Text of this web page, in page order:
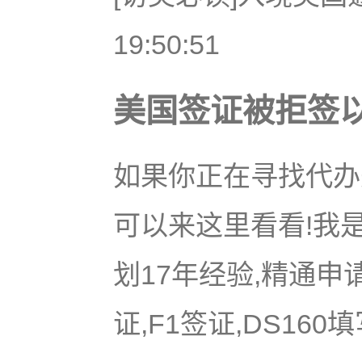
19:50:51
美国签证被拒签
如果你正在寻找代
可以来这里看看!我
划17年经验,精通申
证,F1签证,DS160